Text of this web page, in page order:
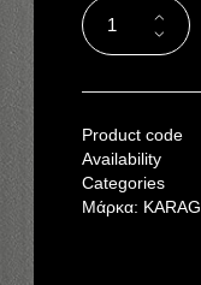
Product code
Availability
Categories
Μάρκα: KARAG